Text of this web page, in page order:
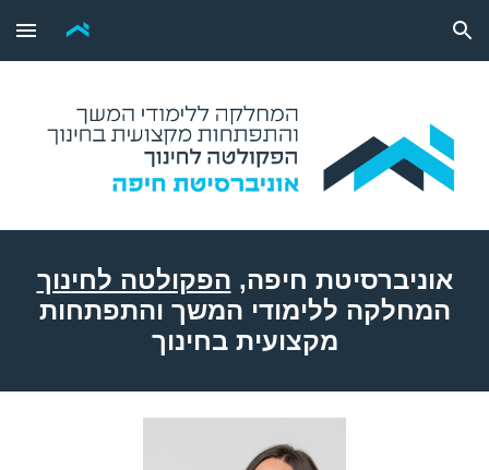
Skip to main content Skip to navigation
אוניברסיטת חיפה, הפקולטה לחינוך
המחלקה ללימודי המשך והתפתחות
מקצועית בחינוך